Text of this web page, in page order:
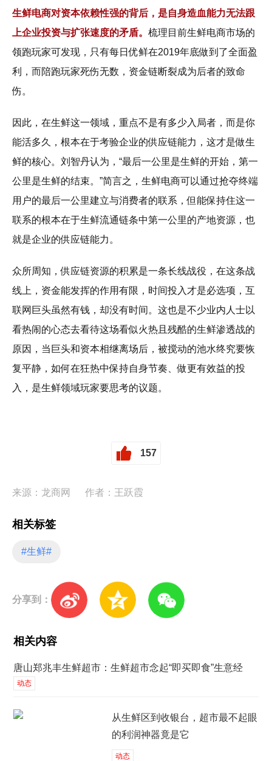
生鲜电商对资本依赖性强的背后，是自身造血能力无法跟
上企业投资与扩张速度的矛盾。 梳理目前生鲜电商市场的
领跑玩家可发现，只有每日优鲜在2019年底做到了全面盈
利，而陪跑玩家死伤无数，资金链断裂成为后者的致命
伤。
因此，在生鲜这一领域，重点不是有多少入局者，而是你
能活多久，根本在于考验企业的供应链能力，这才是做生
鲜的核心。刘智丹认为，“最后一公里是生鲜的开始，第一
公里是生鲜的结束。”简言之，生鲜电商可以通过抢夺终端
用户的最后一公里建立与消费者的联系，但能保持住这一
联系的根本在于生鲜流通链条中第一公里的产地资源，也
就是企业的供应链能力。
众所周知，供应链资源的积累是一条长线战役，在这条战
线上，资金能发挥的作用有限，时间投入才是必选项，互
联网巨头虽然有钱，却没有时间。这也是不少业内人士以
看热闹的心态去看待这场看似火热且残酷的生鲜渗透战的
原因，当巨头和资本相继离场后，被搅动的池水终究要恢
复平静，如何在狂热中保持自身节奏、做更有效益的投
入，是生鲜领域玩家要思考的议题。
157
来源：龙商网 作者：王跃霞
相关标签
#生鲜#
分享到：
相关内容
唐山郑兆丰生鲜超市：生鲜超市念起“即买即食”生意经
动态
从生鲜区到收银台，超市最不起眼
的利润神器竟是它
动态